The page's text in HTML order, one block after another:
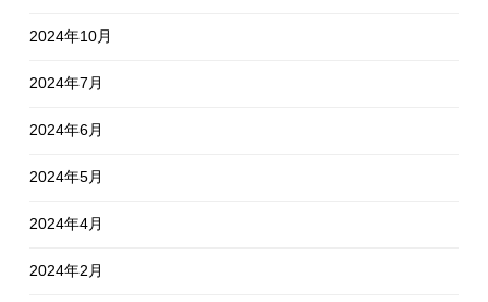
2024年10月
2024年7月
2024年6月
2024年5月
2024年4月
2024年2月